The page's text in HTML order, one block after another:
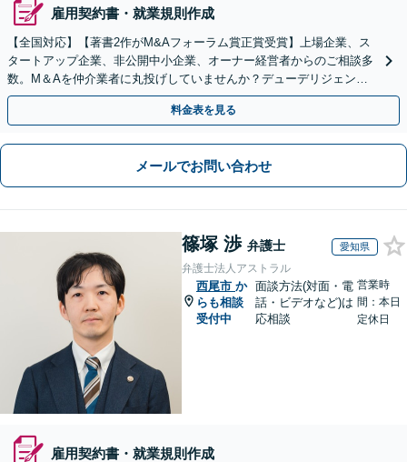
雇用契約書・就業規則作成
【全国対応】【著書2作がM&Aフォーラム賞正賞受賞】上場企業、ス
タートアップ企業、非公開中小企業、オーナー経営者からのご相談多
数。M＆Aを仲介業者に丸投げしていませんか？デューデリジェンス
や契約書作成・交渉はお任せください【初回無料】
料金表を見る
メールでお問い合わせ
篠塚 渉 弁護士 愛知県
弁護士法人アストラル
西尾市 か
らも相談
受付中
面談方法(対面・電
話・ビデオなど)は
応相談
営業時
間：本日
定休日
雇用契約書・就業規則作成